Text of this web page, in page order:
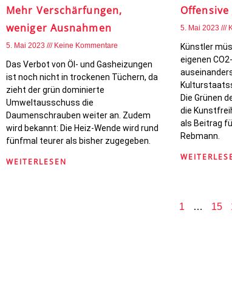
Mehr Verschärfungen,
weniger Ausnahmen
5. Mai 2023 Keine Kommentare
Das Verbot von Öl- und Gasheizungen
ist noch nicht in trockenen Tüchern, da
zieht der grün dominierte
Umweltausschuss die
Daumenschrauben weiter an. Zudem
wird bekannt: Die Heiz-Wende wird rund
fünfmal teurer als bisher zugegeben.
WEITERLESEN
5. Mai 2023
Künstler
eigenen
Die Grünen
die
als Beitrag
Rebmann.
1 … 15